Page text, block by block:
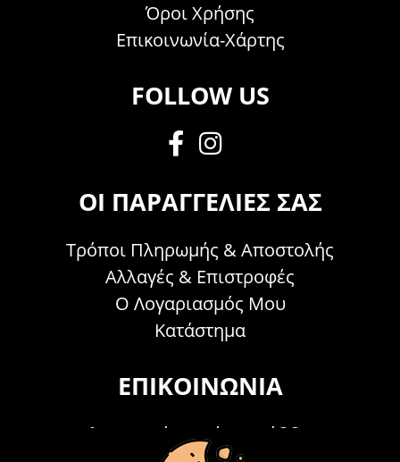
Όροι Χρήσης
Επικοινωνία-Χάρτης
FOLLOW US
ΟΙ ΠΑΡΑΓΓΕΛΊΕΣ ΣΑΣ
Τρόποι Πληρωμής & Αποστολής
Αλλαγές & Επιστροφές
Ο Λογαριασμός Μου
Κατάστημα
ΕΠΙΚΟΙΝΩΝΊΑ
Τηλεφωνικά Δευτέρα - Σάββατο